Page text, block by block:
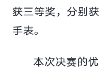
获三等奖，分别
手表。
本次决赛的